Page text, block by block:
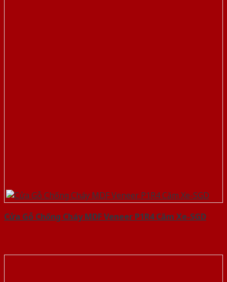
Cửa Gỗ Chống Cháy MDF Veneer P1R4 Căm Xe-SGD